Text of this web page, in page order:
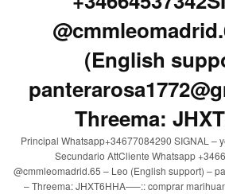
(English
Threema:
Principal Whatsapp+34677084290 SIGNAL –
Secundario AttCliente Whatsapp
@cmmleomadrid.65 – Leo (English support) –
– Threema: JHXT6HHA—–:: comprar